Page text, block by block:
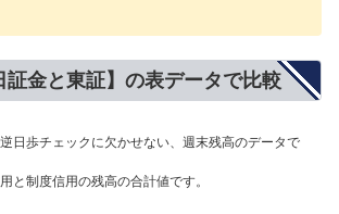
証金と東証】の表データで比較
日歩チェックに欠かせない、週末残高のデータで
と制度信用の残高の合計値です。